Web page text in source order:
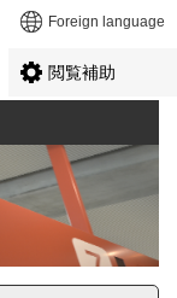
Foreign language
閲覧補助